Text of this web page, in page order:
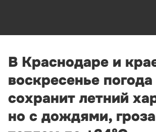
В Краснодаре и
воскресенье погода
сохранит летний
но с дождями,